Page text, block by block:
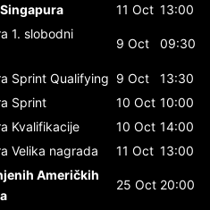
11 Oct 13:00
1. slobodni
9 Oct 09:30
Sprint Qualifying 9 Oct
13:30
Sprint 10 Oct 10:00
Kvalifikacije 10 Oct 14:00
Velika nagrada 11 Oct 13:00
Američkih
25 Oct 20:00